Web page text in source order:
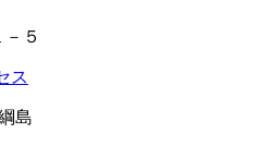
５
ス
島